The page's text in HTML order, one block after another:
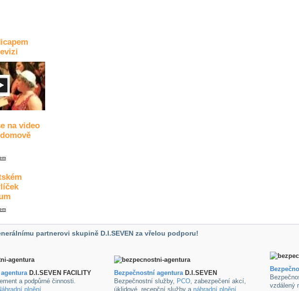
na video
partnerovi skupině D.I.SEVEN za vřelou podporu!
D.I.SEVEN FACILITY
a podpůrné činnosti.
plnění
Bezpečnostní agenturaD.I.SEVEN
Bezpečnostní služby, PCO, zabezpečení akcí,
úklidové ,recepční služby a náhradní plnění
vzdálený